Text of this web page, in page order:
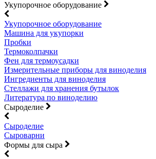
Укупорочное оборудование
Укупорочное оборудование
Машина для укупорки
Пробки
Термоколпачки
Фен для термоусадки
Измерительные приборы для виноделия
Ингредиенты для виноделия
Стеллажи для хранения бутылок
Литература по виноделию
Сыроделие
Сыроделие
Сыроварни
Формы для сыра